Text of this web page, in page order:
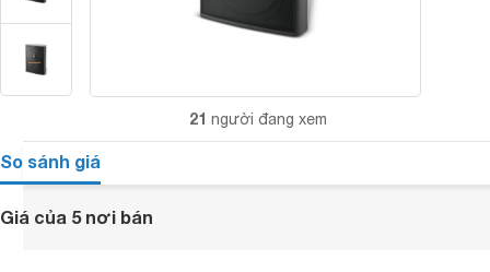
21 người đang xem
So sánh giá
Giá của 5 nơi bán